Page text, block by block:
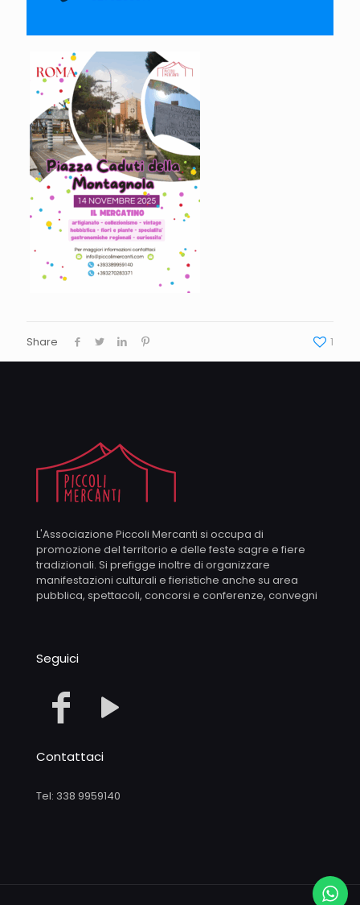
Share 1
L'Associazione Piccoli Mercanti si occupa di
promozione del territorio e delle feste sagre e fiere
tradizionali. Si prefigge inoltre di organizzare
manifestazioni culturali e fieristiche anche su area
pubblica, spettacoli, concorsi e conferenze, convegni
Seguici
Contattaci
Tel: 338 9959140